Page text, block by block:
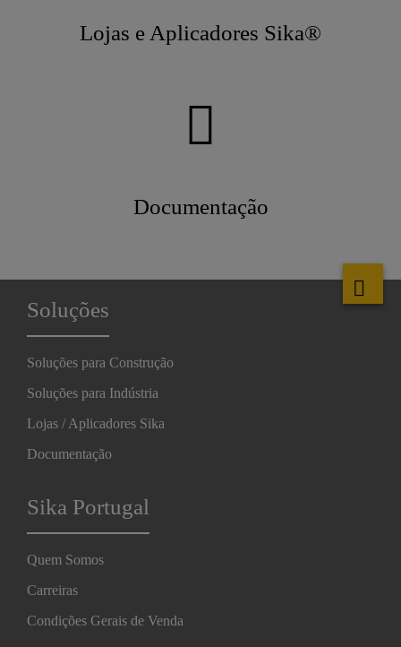
Lojas e Aplicadores Sika®
Documentação
Soluções
Soluções para Construção
Soluções para Indústria
Lojas / Aplicadores Sika
Documentação
Sika Portugal
Quem Somos
Carreiras
Condições Gerais de Venda